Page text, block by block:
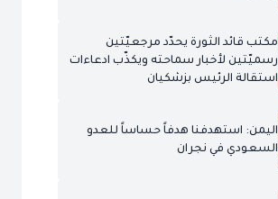
مكتب قائد الثورة يحدّد مرجعيّتين
رسميّتين لأخبار سماحته ويكذّب ادعاءات
استقالة الرئيس بزشكيان
اليمن: استهدفنا هدفاً حساساً للعدو
السعودي في نجران